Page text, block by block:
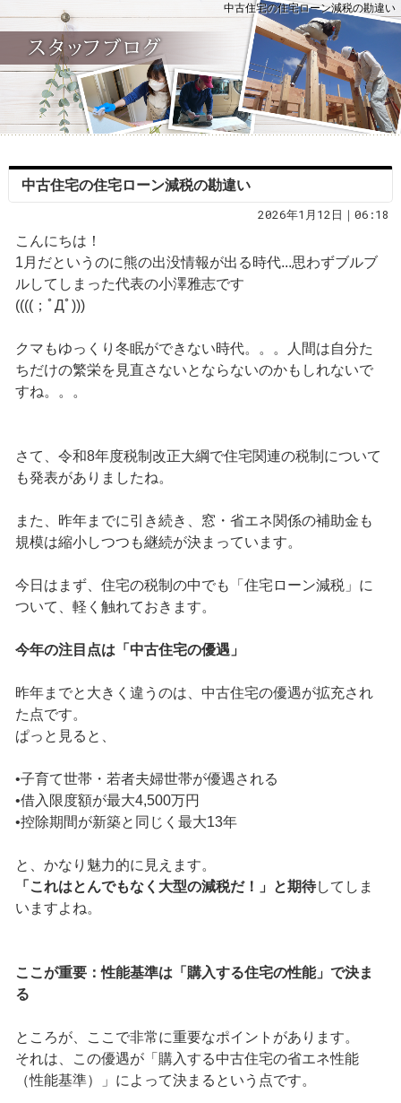
中古住宅の住宅ローン減税の勘違い
中古住宅の住宅ローン減税の勘違い
2026年1月12日｜06:18
こんにちは！
1月だというのに熊の出没情報が出る時代...思わずブルブ
ルしてしまった代表の小澤雅志です
((((；ﾟДﾟ)))
クマもゆっくり冬眠ができない時代。。。人間は自分た
ちだけの繁栄を見直さないとならないのかもしれないで
すね。。。
さて、令和8年度税制改正大綱で住宅関連の税制について
も発表がありましたね。
また、昨年までに引き続き、窓・省エネ関係の補助金も
規模は縮小しつつも継続が決まっています。
今日はまず、住宅の税制の中でも「住宅ローン減税」に
ついて、軽く触れておきます。
今年の注目点は「中古住宅の優遇」
昨年までと大きく違うのは、中古住宅の優遇が拡充され
た点です。
ぱっと見ると、
•子育て世帯・若者夫婦世帯が優遇される
•借入限度額が最大4,500万円
•控除期間が新築と同じく最大13年
と、かなり魅力的に見えます。
「これはとんでもなく大型の減税だ！」と期待してしま
いますよね。
ここが重要：性能基準は「購入する住宅の性能」で決ま
る
ところが、ここで非常に重要なポイントがあります。
それは、この優遇が「購入する中古住宅の省エネ性能
（性能基準）」によって決まるという点です。